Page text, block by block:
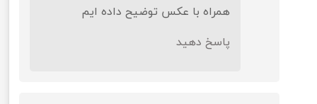
همراه با عکس توضیح داده ایم
پاسخ دهید